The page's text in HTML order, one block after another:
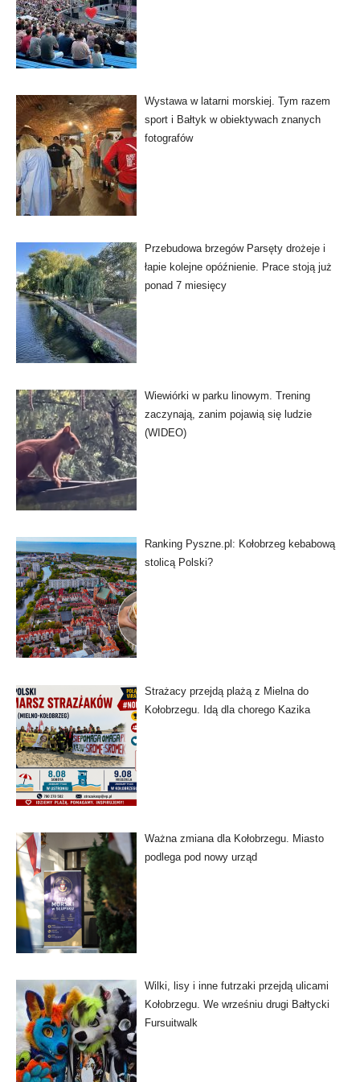
Wystawa w latarni morskiej. Tym razem
sport i Bałtyk w obiektywach znanych
fotografów
Przebudowa brzegów Parsęty drożeje i
łapie kolejne opóźnienie. Prace stoją już
ponad 7 miesięcy
Wiewiórki w parku linowym. Trening
zaczynają, zanim pojawią się ludzie
(WIDEO)
Ranking Pyszne.pl: Kołobrzeg kebabową
stolicą Polski?
Strażacy przejdą plażą z Mielna do
Kołobrzegu. Idą dla chorego Kazika
Ważna zmiana dla Kołobrzegu. Miasto
podlega pod nowy urząd
Wilki, lisy i inne futrzaki przejdą ulicami
Kołobrzegu. We wrześniu drugi Bałtycki
Fursuitwalk